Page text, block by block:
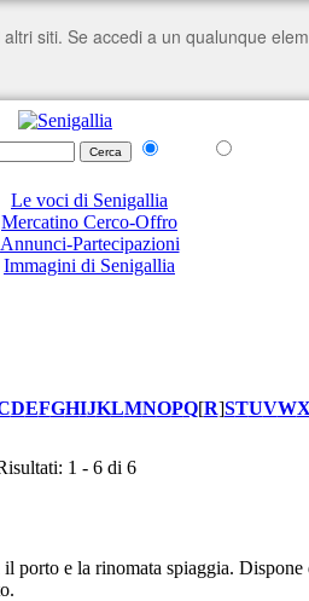
Le voci di Senigallia
Mercatino Cerco-Offro
Annunci-Partecipazioni
Immagini di Senigallia
DEFGHIJKLMNOPQ[R]STUVWX
1 - 6 di 6
e la rinomata spiaggia.